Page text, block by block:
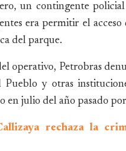
un contingente
era permitir el
del parque.
operativo, Petrobras
Pueblo y otras
en julio del año pasado
rechaza la